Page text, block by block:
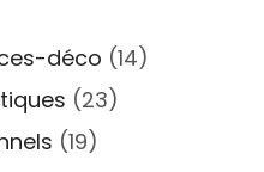
déco (14)
(23)
(19)